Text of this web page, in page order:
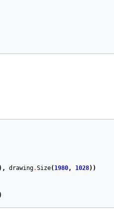
drawing.Size( 1980, 1028))